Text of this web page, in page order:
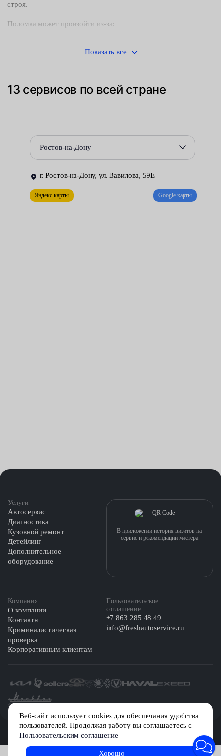
строя.
Поломка может произойти из-за:
происходит при повреждении пыльников;
компонентов шарнира;
производителя смазочных материалов.
Для замены внутреннего ШРУСа приходится полностью
работу можно выполнить лишь в условиях хорошо
оборудованной мастерской. Автомобилистов, желающих
Показать все
13 сервисов по всей стране
Ростов-на-Дону
г. Ростов-на-Дону, ул. Вавилова, 59Е
Яндекс карты Google карты
Веб-сайт использует cookies для обеспечания удобства
пользователей. Продолжая работу вы соглашаетесь с
Пользовательским соглашение
Хорошо
Услуги
Автосервис
Диагностика
Кузовной ремонт
Детейлинг
Дополнительное
оборудование
Компания
О компании
Контакты
Криминалистическая
проверка
Корпоративным клиентам
Пользовательское
соглашение
+7 863 285 48 49
info@freshautoservice.ru
В приложении история визитов на
сервис и рекомендации мастера
©️ 2026 Fresh Auto
Сетевое издание «Первый автомобильный маркетплейс» зарегистрировано
Решением Федеральной службы по надзору в сфере связи, информационных
технологий и массовых коммуникаций (Роскомнадзор) № Эл № ФС77-84512 от
29 декабря 2022 г.